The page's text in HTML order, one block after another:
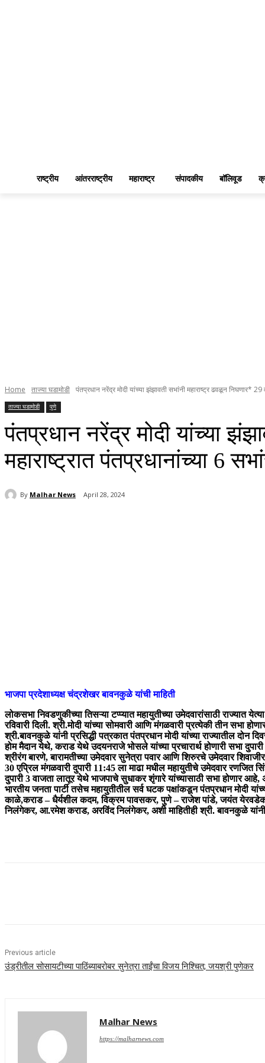
राष्ट्रीय आंतरराष्ट्रीय महाराष्ट्र संपादकीय बॉलिवूड
Home ताज्या घडामोडी पंतप्रधान नरेंद्र मोदी यांच्या झंझावती सभांनी महाराष्ट्र ढवळून निघणार* 29
ताज्या घडामोडी पुणे
पंतप्रधान नरेंद्र मोदी यांच्या
महाराष्ट्रात पंतप्रधानांच्या 6
By Malhar News April 28, 2024
भाजपा प्रदेशाध्यक्ष चंद्रशेखर बावनकुळे यांची माहिती
लोकसभा निवडणुकीच्या तिसऱ्या टप्प्यात महायुतीच्या उमेदवारांसाठी राज्यात
रविवारी दिली. श्री.मोदी यांच्या सोमवारी आणि मंगळवारी प्रत्येकी तीन सभा
श्री.बावनकुळे यांनी प्रसिद्धी पत्रकात पंतप्रधान मोदी यांच्या राज्यातील दोन
होम मैदान येथे, कराड येथे उदयनराजे भोसले यांच्या प्रचारार्थ होणारी सभा
श्रीरंग बारणे, बारामतीच्या उमेदवार सुनेत्रा पवार आणि शिरुरचे उमेदवार
30 एप्रिल मंगळवारी दुपारी 11:45 ला माढा मधील महायुतीचे उमेदवार रणजित
दुपारी 3 वाजता लातूर येथे भाजपाचे सुधाकर शृंगारे यांच्यासाठी सभा होणार
भारतीय जनता पार्टी तसेच महायुतीतील सर्व घटक पक्षांकडून पंतप्रधान मोदी
काळे,कराड – धैर्यशील कदम, विक्रम पावसकर, पुणे – राजेश पांडे, जयंत
निलंगेकर, आ.रमेश कराड, अरविंद निलंगेकर, अशी माहितीही श्री. बावनकुळे
Previous article
उंड्रीतील सोसायटीच्या पाठिंब्याबरोबर सुनेत्रा ताईंचा विजय निश्चित; जयश्री पुणेकर
Malhar News
https://malharnews.com